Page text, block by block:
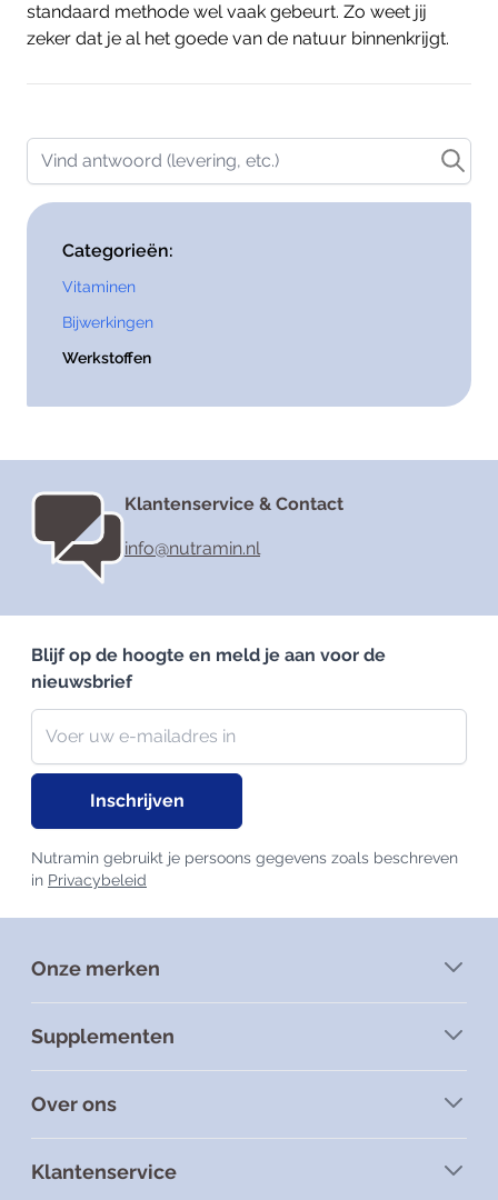
standaard methode wel vaak gebeurt. Zo weet jij
zeker dat je al het goede van de natuur binnenkrijgt.
Vind antwoord (levering, etc.)
Categorieën:
Vitaminen
Bijwerkingen
Werkstoffen
Klantenservice & Contact
info@nutramin.nl
Blijf op de hoogte en meld je aan voor de
nieuwsbrief
Nieuwsbrief
E-mailadres
Inschrijven
Nutramin gebruikt je persoons gegevens zoals beschreven
in Privacybeleid
Onze merken
Supplementen
Over ons
Klantenservice